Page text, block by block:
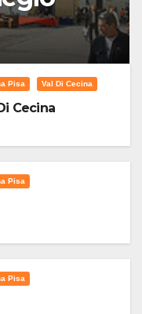
Pisa Val Di Cecina
Cecina
Pisa
Pisa